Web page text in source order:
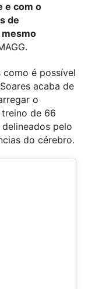
e com o
de
como é possível
acaba de
o
treino de 66
pelo
do cérebro.